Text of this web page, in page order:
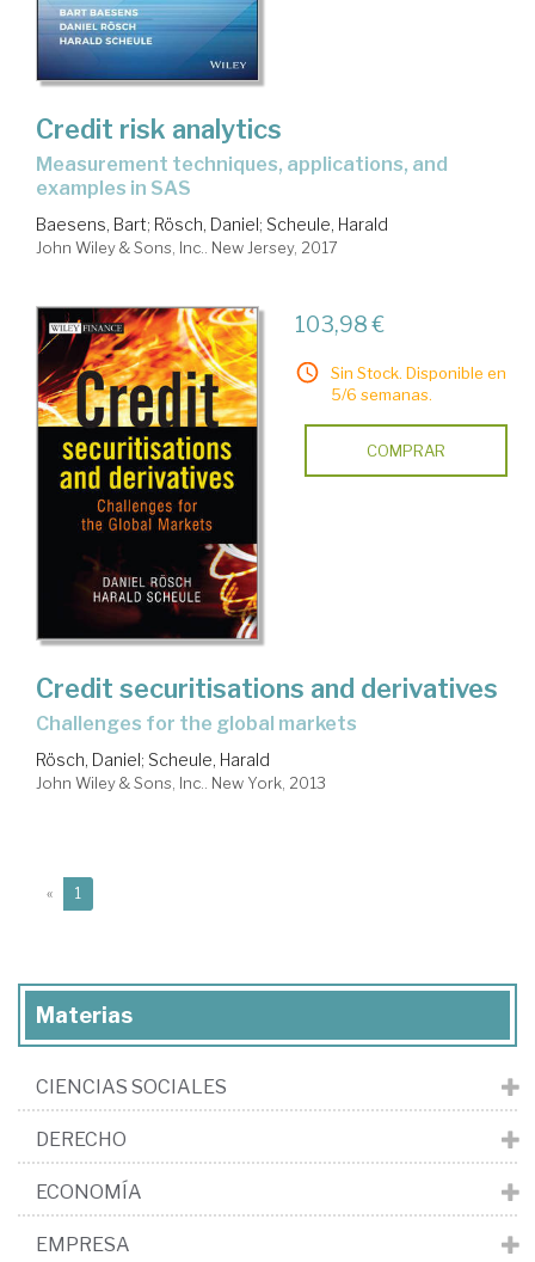
Credit risk analytics
measurement techniques, applications, and
examples in SAS
Baesens, Bart; Rösch, Daniel; Scheule, Harald
John Wiley & Sons, Inc.. New Jersey, 2017
103,98 €
Sin Stock. Disponible en
5/6 semanas.
COMPRAR
Credit securitisations and derivatives
challenges for the global markets
Rösch, Daniel ; Scheule, Harald
John Wiley & Sons, Inc.. New York, 2013
« 1
Materias
CIENCIAS SOCIALES
DERECHO
ECONOMÍA
EMPRESA